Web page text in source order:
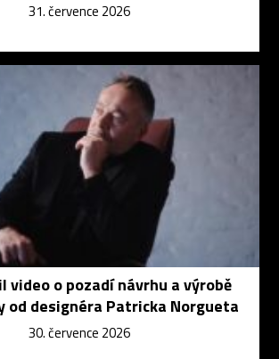
31. července 2026
video o pozadí návrhu a výrobě
od designéra Patricka Norgueta
30. července 2026